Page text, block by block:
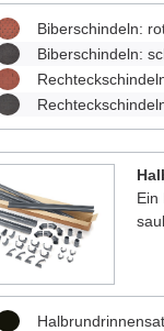
Biberschindeln:
Biberschindeln:
Ein